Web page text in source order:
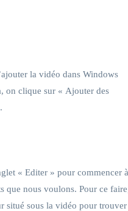
la vidéo dans Windows
on clique sur « Ajouter des
« Editer » pour commencer à
que nous voulons. Pour ce
situé sous la vidéo pour trouver